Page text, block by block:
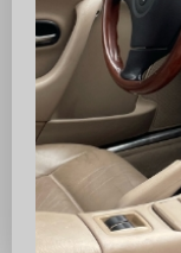
Club
Vorstand
Mitglieder
News /
News